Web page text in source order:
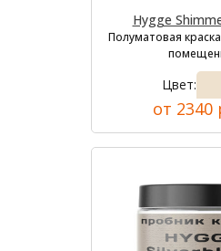
Hygge
Полуматовая
Цвет:
от 2340